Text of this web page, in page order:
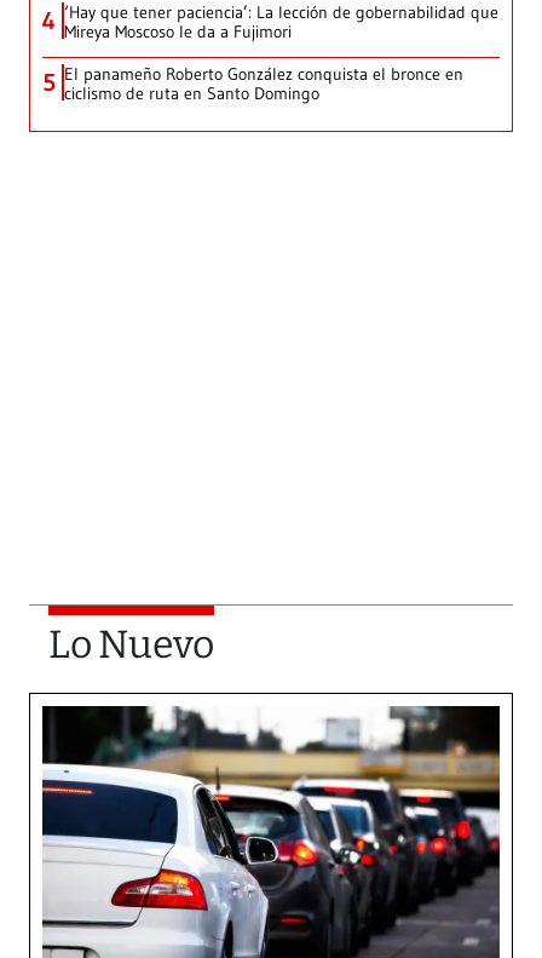
4 ‘Hay que tener paciencia’: La lección de gobernabilidad que
Mireya Moscoso le da a Fujimori
5 El panameño Roberto González conquista el bronce en
ciclismo de ruta en Santo Domingo
Lo Nuevo